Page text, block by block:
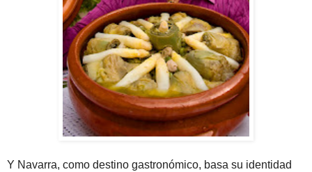
Y Navarra, como destino gastronómico, basa su identidad